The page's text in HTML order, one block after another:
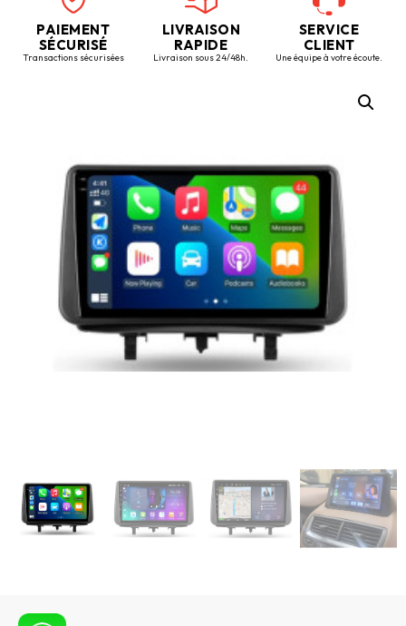
PAIEMENT
SÉCURISÉ
Transactions sécurisées
LIVRAISON
RAPIDE
Livraison sous 24/48h.
SERVICE
CLIENT
Une équipe à votre écoute.